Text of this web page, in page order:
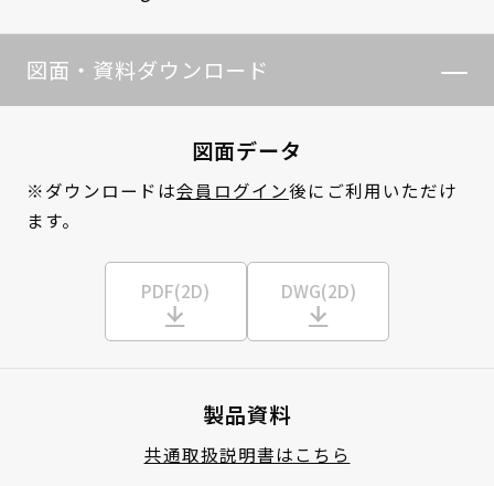
図面・資料ダウンロード
図面データ
※ダウンロードは会員ログイン後にご利用いただけ
ます。
PDF(2D) DWG(2D)
製品資料
共通取扱説明書はこちら